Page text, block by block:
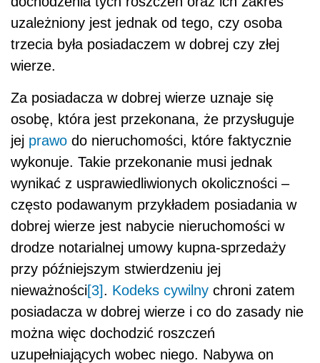
uzależniony jest jednak od tego, czy osoba
trzecia była posiadaczem w dobrej czy złej
wierze.
Za posiadacza w dobrej wierze uznaje się
osobę, która jest przekonana, że przysługuje
jej prawo do nieruchomości, które faktycznie
wykonuje. Takie przekonanie musi jednak
wynikać z usprawiedliwionych okoliczności –
często podawanym przykładem posiadania w
dobrej wierze jest nabycie nieruchomości w
drodze notarialnej umowy kupna-sprzedaży
przy późniejszym stwierdzeniu jej
nieważności[3]. Kodeks cywilny chroni zatem
posiadacza w dobrej wierze i co do zasady nie
można więc dochodzić roszczeń
uzupełniających wobec niego. Nabywa on